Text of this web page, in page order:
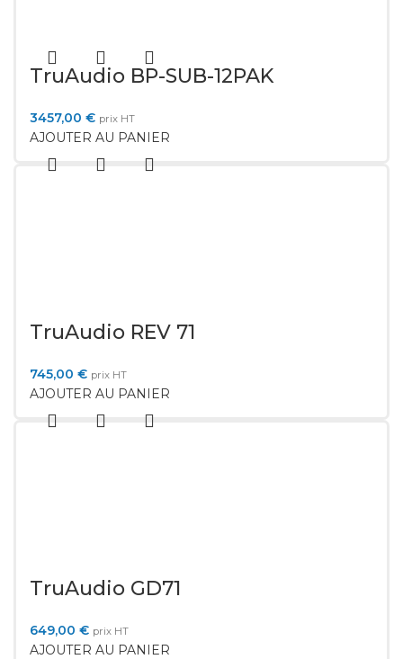
TruAudio BP-SUB-12PAK
3457,00 € prix HT
AJOUTER AU PANIER
TruAudio REV 71
745,00 € prix HT
AJOUTER AU PANIER
TruAudio GD71
649,00 € prix HT
AJOUTER AU PANIER